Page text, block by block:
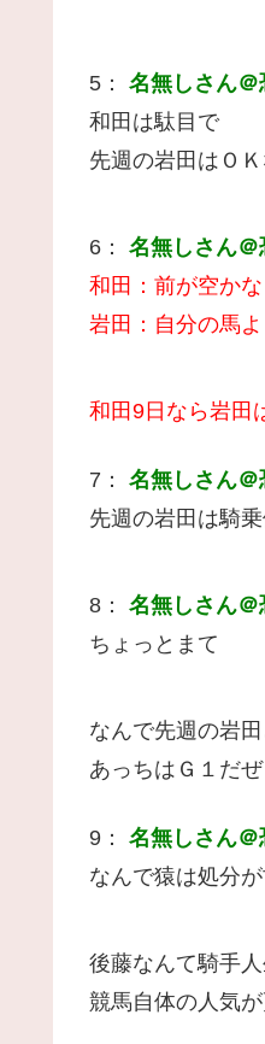
5： 名無しさん＠
和田は駄目で
先週の岩田はＯＫ
6： 名無しさん＠
和田：前が空か
岩田：自分の馬
和田9日なら岩田
7： 名無しさん＠
先週の岩田は騎
8： 名無しさん＠
ちょっとまて
なんで先週の岩
あっちはＧ１だぜ
9： 名無しさん＠
なんで猿は処分
後藤なんて騎手
競馬自体の人気